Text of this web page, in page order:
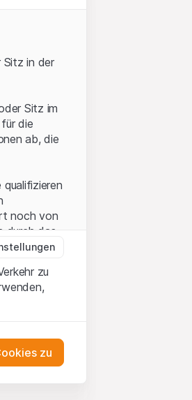
Sitz in der
Sitz im
die
ab, die
noch von
durch das
Sie die
der
zu
zu